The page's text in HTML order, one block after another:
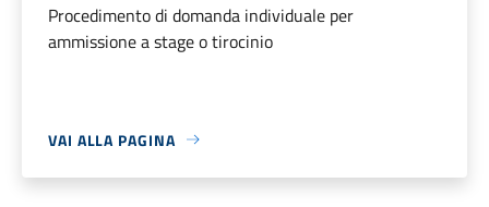
Procedimento di domanda individuale per
ammissione a stage o tirocinio
VAI ALLA PAGINA